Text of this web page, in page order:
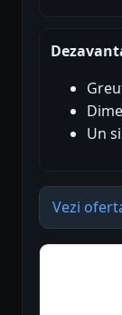
Un
Vezi